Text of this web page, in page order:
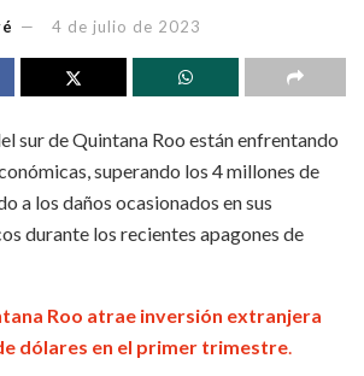
4 de julio de 2023
sur de Quintana Roo están enfrentando
superando los 4 millones de
a los daños ocasionados en sus
durante los recientes apagones de
Roo atrae inversión extranjera
dólares en el primer trimestre